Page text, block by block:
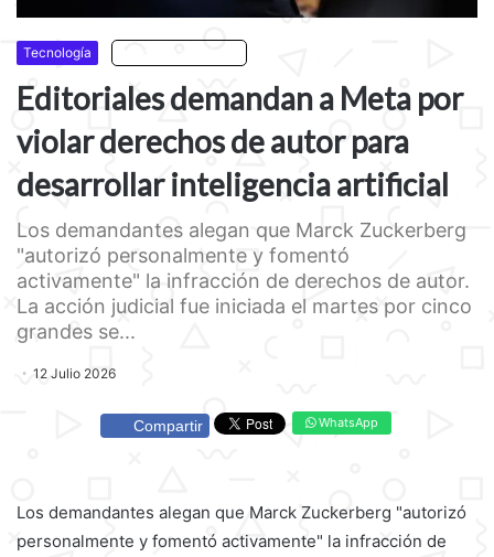
Tecnología
Editoriales demandan a Meta por
violar derechos de autor para
desarrollar inteligencia artificial
Los demandantes alegan que Marck Zuckerberg
"autorizó personalmente y fomentó
activamente" la infracción de derechos de autor.
La acción judicial fue iniciada el martes por cinco
grandes se...
12 Julio 2026
Compartir WhatsApp
Los demandantes alegan que Marck Zuckerberg "autorizó
personalmente y fomentó activamente" la infracción de